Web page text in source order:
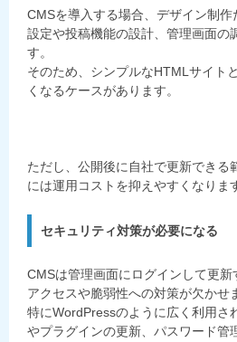
CMSを導入する場合、デザイン制
設定や投稿機能の設計、管理画面の
す。
そのため、シンプルなHTMLサイト
くなるケースがあります。
ただし、公開後に自社で更新できる
には運用コストを抑えやすくなりま
セキュリティ対策が必要になる
CMSは管理画面にログインして更
アクセスや脆弱性への対策が欠かせ
特にWordPressのように広く利用さ
やプラグインの更新、パスワード管